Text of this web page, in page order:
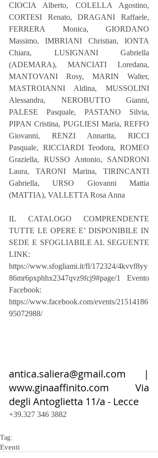
CIOCIA Alberto, COLELLA Agostino,
CORTESI Renato, DRAGANI Raffaele,
FERRERA Monica, GIORDANO
Massimo, IMBRIANI Christian, IONTA
Chiara, LUSIGNANI Gabriella
(ADEMARA), MANCIATI Loredana,
MANTOVANI Rosy, MARIN Walter,
MASTROIANNI Aldina, MUSSOLINI
Alessandra, NEROBUTTO Gianni,
PALESE Pasquale, PASTANO Silvia,
PIPAN Cristina, PUGLIESI Maria, REFFO
Giovanni, RENZI Annarita, RICCI
Pasquale, RICCIARDI Teodora, ROMEO
Graziella, RUSSO Antonio, SANDRONI
Laura, TARONI Marina, TIRINCANTI
Gabriella, URSO Giovanni Mattia
(MATTIA), VALLETTA Rosa Anna
IL CATALOGO COMPRENDENTE
TUTTE LE OPERE E’ DISPONIBILE IN
SEDE E SFOGLIABILE AL SEGUENTE
LINK:
https://www.sfogliami.it/fl/172324/4kvvf8yy
86mr6pxphhx2347qvz9fcj9#page/1 Evento
Facebook:
https://www.facebook.com/events/21514186
95072988/
antica.saliera@gmail.com |
www.ginaaffinito.com Via
degli Antoglietta 11/a - Lecce
+39.327 346 3882
Tag:
Eventi